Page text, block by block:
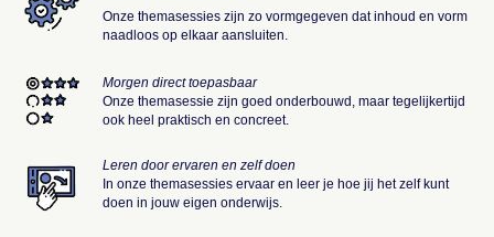
Onze themasessies zijn zo vormgegeven dat inhoud en vorm
naadloos op elkaar aansluiten.
Morgen direct toepasbaar
Onze themasessie zijn goed onderbouwd, maar tegelijkertijd
ook heel praktisch en concreet.
Leren door ervaren en zelf doen
In onze themasessies ervaar en leer je hoe jij het zelf kunt
doen in jouw eigen onderwijs.